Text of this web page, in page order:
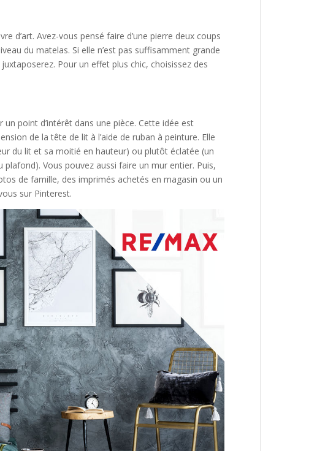
d’art. Avez-vous pensé faire d’une pierre deux coups
du matelas. Si elle n’est pas suffisamment grande
Pour un effet plus chic, choisissez des
point d’intérêt dans une pièce. Cette idée est
de la tête de lit à l’aide de ruban à peinture. Elle
du lit et sa moitié en hauteur) ou plutôt éclatée (un
Vous pouvez aussi faire un mur entier. Puis,
de famille, des imprimés achetés en magasin ou un
sur Pinterest.